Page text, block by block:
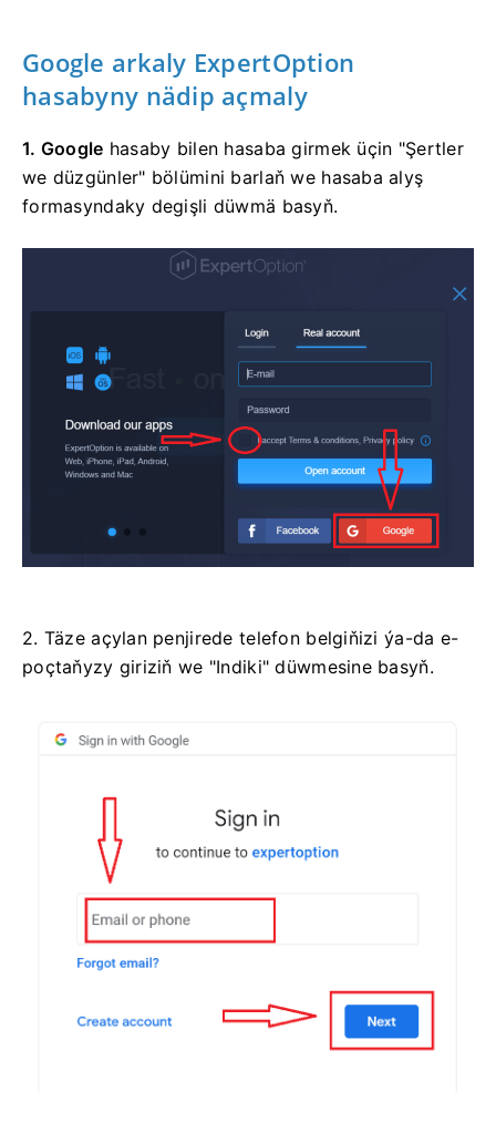
Google arkaly ExpertOption
hasabyny nädip açmaly
1. Google hasaby bilen hasaba girmek üçin "Şertler
we düzgünler" bölümini barlaň we hasaba alyş
formasyndaky degişli düwmä basyň.
2. Täze açylan penjirede telefon belgiňizi ýa-da e-
poçtaňyzy giriziň we "Indiki" düwmesine basyň.